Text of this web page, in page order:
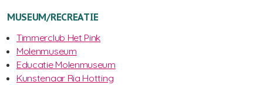
MUSEUM/RECREATIE
Timmerclub Het Pink
Molenmuseum
Educatie Molenmuseum
Kunstenaar Ria Hotting